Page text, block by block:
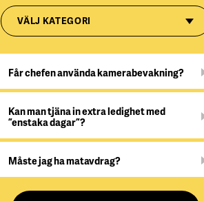
VÄLJ KATEGORI
Får chefen använda kamerabevakning?
Kan man tjäna in extra ledighet med
”enstaka dagar”?
Måste jag ha matavdrag?